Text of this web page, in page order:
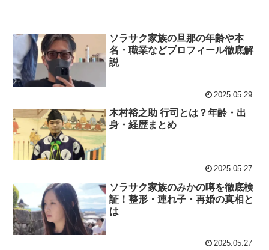
ソラサク家族の旦那の年齢や本
名・職業などプロフィール徹底解
説
2025.05.29
木村裕之助 行司とは？年齢・出
身・経歴まとめ
2025.05.27
ソラサク家族のみかの噂を徹底検
証！整形・連れ子・再婚の真相と
は
2025.05.27